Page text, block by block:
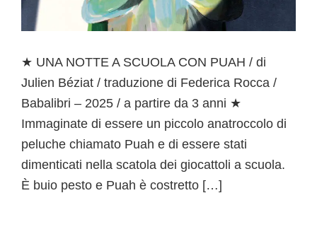
★ UNA NOTTE A SCUOLA CON PUAH / di
Julien Béziat / traduzione di Federica Rocca /
Babalibri – 2025 / a partire da 3 anni ★
Immaginate di essere un piccolo anatroccolo di
peluche chiamato Puah e di essere stati
dimenticati nella scatola dei giocattoli a scuola.
È buio pesto e Puah è costretto […]